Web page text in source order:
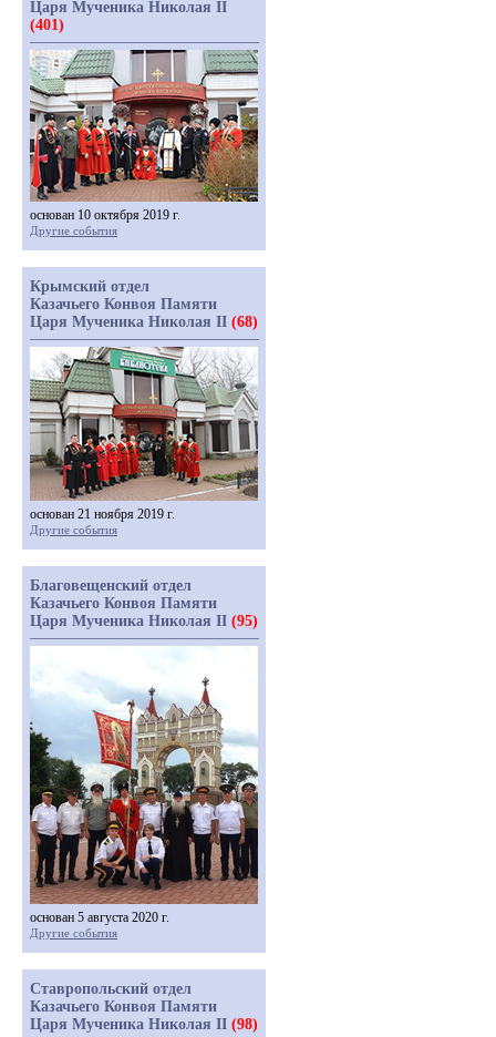
Царя Мученика Николая II
(401)
основан 10 октября 2019 г.
Другие события
Крымский отдел
Казачьего Конвоя Памяти
Царя Мученика Николая II (68)
основан 21 ноября 2019 г.
Другие события
Благовещенский отдел
Казачьего Конвоя Памяти
Царя Мученика Николая II (95)
основан 5 августа 2020 г.
Другие события
Ставропольский отдел
Казачьего Конвоя Памяти
Царя Мученика Николая II (98)